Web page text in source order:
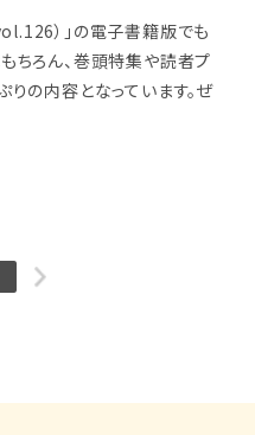
）」の電子書籍版でも
ちろん、巻頭特集や読者プ
りの内容となっています。ぜ